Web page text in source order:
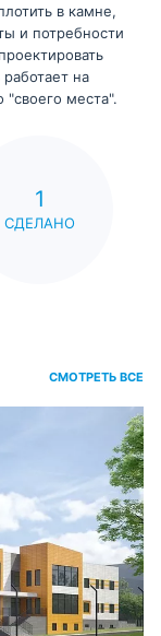
в камне,
и потребности
на
места".
1
СДЕЛАНО
СМОТРЕТЬ ВСЕ